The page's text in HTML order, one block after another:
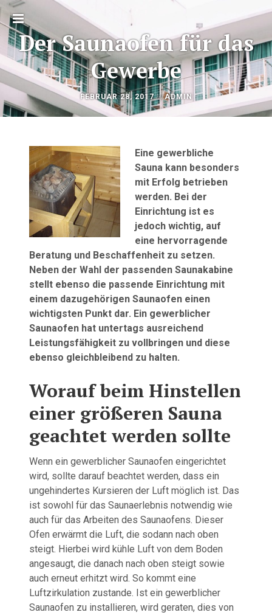
Toggle
sidebar
Der Saunaofen für das
Gewerbe
FEBRUAR 28, 2017OKTOBER
26,
byADMIN
Beitragsnavigation
Eine gewerbliche
Sauna kann besonders
mit Erfolg betrieben
werden. Bei der
Einrichtung ist es
jedoch wichtig, auf
eine hervorragende
Beratung und Beschaffenheit zu setzen.
Neben der Wahl der passenden Saunakabine
stellt ebenso die passende Einrichtung mit
einem dazugehörigen Saunaofen einen
wichtigsten Punkt dar. Ein gewerblicher
Saunaofen hat untertags ausreichend
Leistungsfähigkeit zu vollbringen und diese
ebenso gleichbleibend zu halten.
Worauf beim Hinstellen
einer größeren Sauna
geachtet werden sollte
Wenn ein gewerblicher Saunaofen eingerichtet
wird, sollte darauf beachtet werden, dass ein
ungehindertes Kursieren der Luft möglich ist. Das
ist sowohl für das Saunaerlebnis notwendig wie
auch für das Arbeiten des Saunaofens. Dieser
Ofen erwärmt die Luft, die sodann nach oben
steigt. Hierbei wird kühle Luft von dem Boden
angesaugt, die danach nach oben steigt sowie
auch erneut erhitzt wird. So kommt eine
Luftzirkulation zustande. Ist ein gewerblicher
Saunaofen zu installieren, wird geraten, dies von